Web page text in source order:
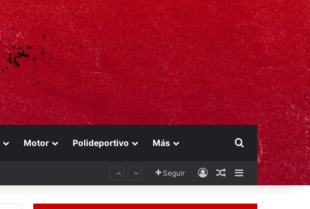
Motor Polideportivo Más Buscar por
Seguir AccesoPublicación al
Barra lateral